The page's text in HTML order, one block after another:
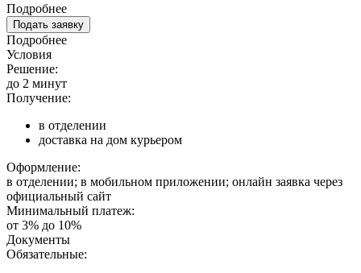
Подробнее
Подать заявку
Подробнее
Условия
Решение:
до 2 минут
Получение:
в отделении
доставка на дом курьером
Оформление:
в отделении; в мобильном приложении; онлайн заявка через
официальный сайт
Минимальный платеж:
от 3% до 10%
Документы
Обязательные: